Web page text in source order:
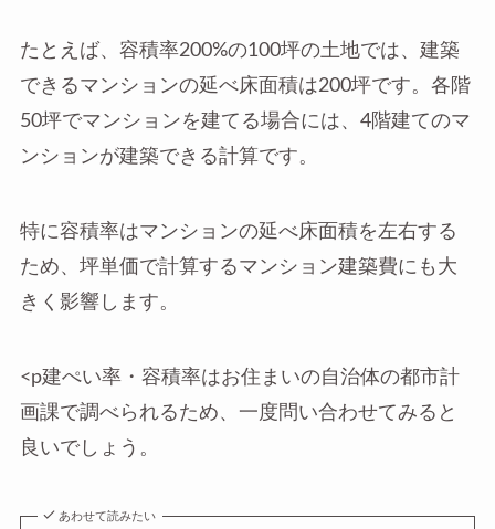
たとえば、容積率200%の100坪の土地では、建築
できるマンションの延べ床面積は200坪です。各階
50坪でマンションを建てる場合には、4階建てのマ
ンションが建築できる計算です。
特に容積率はマンションの延べ床面積を左右する
ため、坪単価で計算するマンション建築費にも大
きく影響します。
<p建ぺい率・容積率はお住まいの自治体の都市計
画課で調べられるため、一度問い合わせてみると
良いでしょう。
あわせて読みたい